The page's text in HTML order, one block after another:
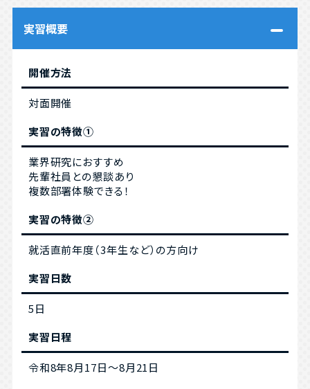
実習概要
開催方法
対面開催
実習の特徴①
業界研究におすすめ
先輩社員との懇談あり
複数部署体験できる！
実習の特徴②
就活直前年度（3年生など）の方向け
実習日数
5日
実習日程
令和8年8月17日～8月21日